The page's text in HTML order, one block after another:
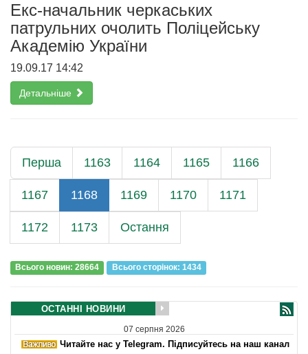
Екс-начальник черкаських
патрульних очолить Поліцейську
Академію України
19.09.17 14:42
Детальніше
Перша 1163 1164 1165 1166
1167 1168 1169 1170 1171
1172 1173 Остання
Всього новин: 28664 Всього сторiнок: 1434
ОСТАННІ НОВИНИ
07 серпня 2026
Читайте нас у Telegram. Підписуйтесь на наш канал